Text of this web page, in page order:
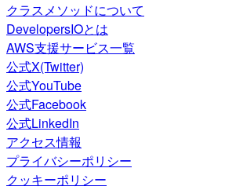
クラスメソッドについて
DevelopersIOとは
AWS支援サービス一覧
公式X(Twitter)
公式YouTube
公式Facebook
公式LinkedIn
アクセス情報
プライバシーポリシー
クッキーポリシー